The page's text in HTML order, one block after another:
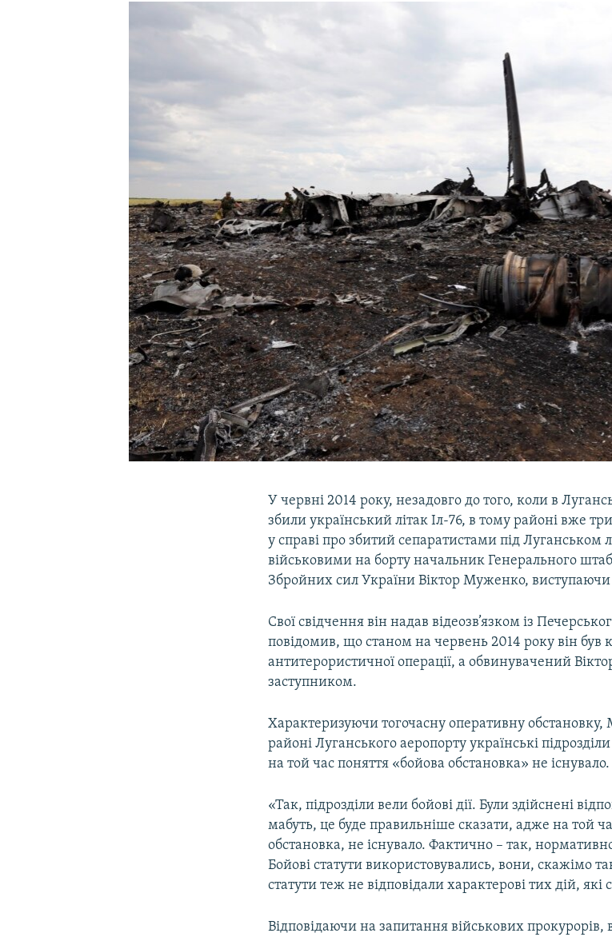
У червні 2014 року, незадовго до того, коли в
збили український літак Іл-76, в тому районі вже
у справі про збитий сепаратистами під Луганськом
військовими на борту начальник Генерального
Збройних сил України Віктор Муженко, виступаючи
Свої свідчення він надав відеозв’язком із
повідомив, що станом на червень 2014 року він був
антитерористичної операції, а обвинувачений
заступником.
Характеризуючи тогочасну оперативну
районі Луганського аеропорту українські
на той час поняття «бойова обстановка» не існувало.
«Так, підрозділи вели бойові дії. Були здійснені
мабуть, це буде правильніше сказати, адже на той
обстановка, не існувало. Фактично – так,
Бойові статути використовувались, вони, скажімо
статути теж не відповідали характерові тих дій,
Відповідаючи на запитання військових